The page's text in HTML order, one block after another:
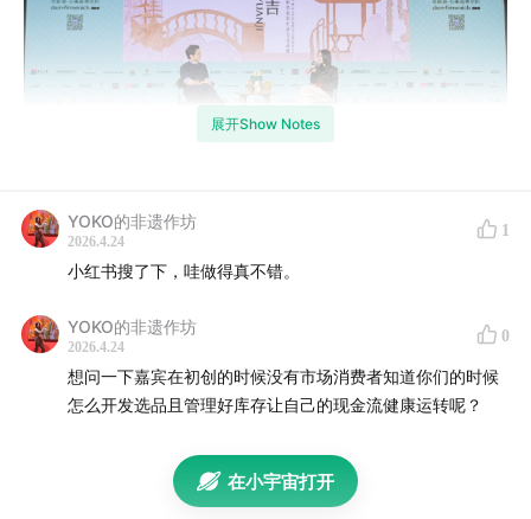
观园吉成立于2022年，不断探索着东方审美艺术，关注当
代青年人的精气神韵。器物是东方生活方式中最具体的表
达载体之一，观园吉以「东方灵气」的独特设计风格推出
香薰及生活方式类产品，使东方文化器物，重新进入当代
生活场景。
主持人：品牌星球创始人 Brian
展开Show Notes
YOKO的非遗作坊
2026.4.24
1
小红书搜了下，哇做得真不错。
YOKO的非遗作坊
2026.4.24
0
想问一下嘉宾在初创的时候没有市场消费者知道你们的时候
怎么开发选品且管理好库存让自己的现金流健康运转呢？
在小宇宙打开